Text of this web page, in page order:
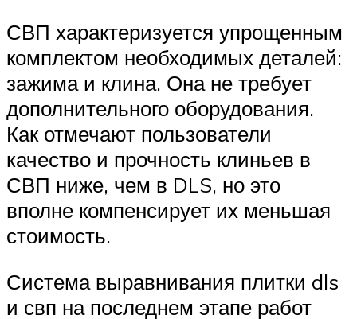
СВП характеризуется упрощенным
комплектом необходимых деталей:
зажима и клина. Она не требует
дополнительного оборудования.
Как отмечают пользователи
качество и прочность клиньев в
СВП ниже, чем в DLS, но это
вполне компенсирует их меньшая
стоимость.
Система выравнивания плитки dls
и свп на последнем этапе работ